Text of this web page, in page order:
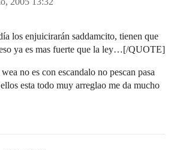
los enjuicirarán saddamcito, tienen que
ya es mas fuerte que la ley…[/QUOTE]
no es con escandalo no pescan pasa
esta todo muy arreglao me da mucho